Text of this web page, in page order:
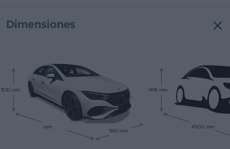
Dimensiones
1510 mm
mm
1961 mm
1419 mm
4900 mm